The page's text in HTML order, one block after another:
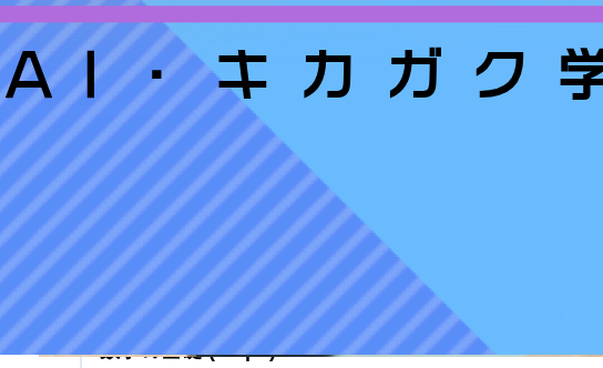
コース内容
イントロダクション
数学の基礎 (step1)